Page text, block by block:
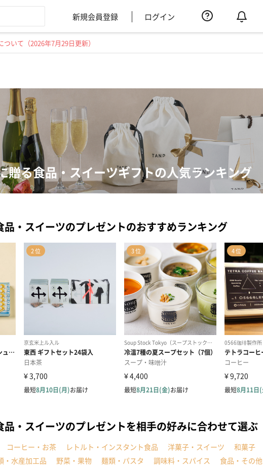
新規会員登録 ログイン
いて（2026年7月29日更新）
贈る食品・スイーツギフトの人気ランキング
品・スイーツのプレゼントのおすすめランキング
品・スイーツのプレゼントを相手の好みに合わせて選ぶ
コーヒー・お茶 レトルト・インスタント食品 洋菓子・スイーツ
和菓子
・水産加工品 野菜・果物 麺類・パスタ 調味料・スパイス 食品・その他